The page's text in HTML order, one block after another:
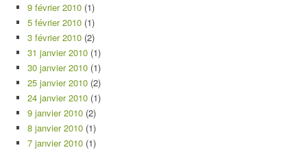
9 février 2010 (1)
5 février 2010 (1)
3 février 2010 (2)
31 janvier 2010 (1)
30 janvier 2010 (1)
25 janvier 2010 (2)
24 janvier 2010 (1)
9 janvier 2010 (2)
8 janvier 2010 (1)
7 janvier 2010 (1)